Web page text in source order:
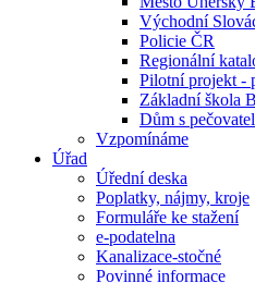
Východní
Policie ČR
Regionální
Pilotní projekt -
Základní škola
Dům s
Vzpomínáme
Úřad
Úřední deska
Poplatky, nájmy, kroje
Formuláře ke stažení
e-podatelna
Kanalizace-stočné
Povinné informace